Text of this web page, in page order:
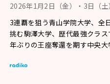
2026年1月2日（金）・3日（
3連覇を狙う青山学院大学、全
挑む駒澤大学、歴代最強クラ
年ぶりの王座奪還を期す中央